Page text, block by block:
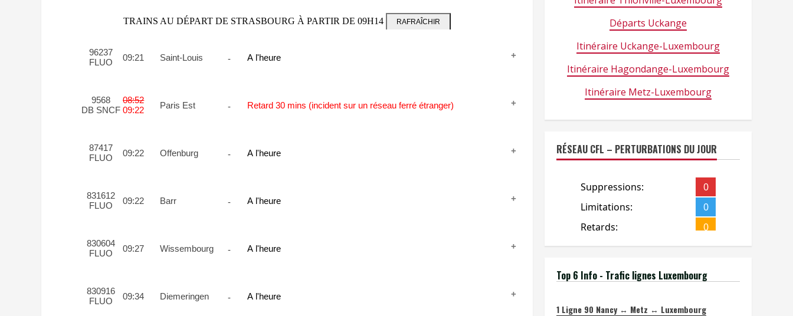
Départs Uckange
Itinéraire Uckange-Luxembourg
Itinéraire Hagondange-Luxembourg
Itinéraire Metz-Luxembourg
RÉSEAU CFL – PERTURBATIONS DU JOUR
Top 6 Info - Trafic lignes Luxembourg
1Ligne 90 Nancy ↔ Metz ↔ Luxembourg